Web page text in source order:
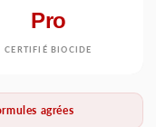
Pro
CERTIFIÉ BIOCIDE
agrées